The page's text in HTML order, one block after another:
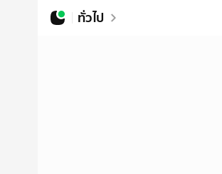
ทั่วไป